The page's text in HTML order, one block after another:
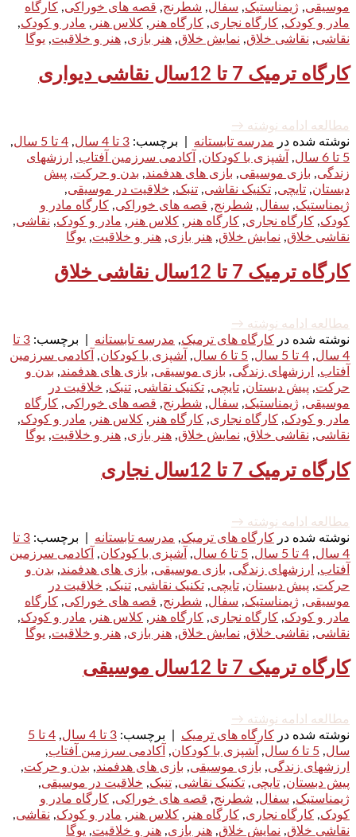
موسیقی, ژیمناستیک, سفال, شطرنج, قصه های خوراکی, کارگاه
مادر و کودک, کارگاه نجاری, کارگاه هنر , کلاس هنر , مادر و کودک,
نقاشی, نقاشی خلاق, نمایش خلاق, هنر بازی, هنر و خلاقیت, یوگا
کارگاه ترمیک 7 تا 12سال نقاشی دیواری
مطالعه ادامه نوشته →
نوشته شده در مدرسه تابستانه برچسب: 3 تا 4 سال , 4 تا 5 سال
,
5 تا 6 سال
, آشپزی با کودکان, آکادمی سرزمین آفتاب,
ارزشهای
زندگی, بازی موسیقی, بازی های هدفمند, بدن و حرکت, پیش
دبستان, تایچی, تکنیک نقاشی, تنبک, خلاقیت در موسیقی,
ژیمناستیک, سفال, شطرنج, قصه های خوراکی, کارگاه مادر و
کودک, کارگاه نجاری, کارگاه هنر , کلاس هنر , مادر و کودک, نقاشی,
نقاشی خلاق, نمایش خلاق, هنر بازی, هنر و خلاقیت, یوگا
کارگاه ترمیک 7 تا 12سال نقاشی خلاق
مطالعه ادامه نوشته →
نوشته شده در کارگاه های ترمیک, مدرسه تابستانه برچسب:
3 تا
4 سال
, 4 تا 5 سال , 5 تا 6 سال , آشپزی با کودکان, آکادمی سرزمین
آفتاب, ارزشهای زندگی, بازی موسیقی, بازی های هدفمند, بدن و
حرکت, پیش دبستان, تایچی, تکنیک نقاشی, تنبک, خلاقیت در
موسیقی, ژیمناستیک, سفال, شطرنج, قصه های خوراکی, کارگاه
مادر و کودک, کارگاه نجاری, کارگاه هنر , کلاس هنر , مادر و کودک,
نقاشی, نقاشی خلاق, نمایش خلاق, هنر بازی, هنر و خلاقیت, یوگا
کارگاه ترمیک 7 تا 12سال نجاری
مطالعه ادامه نوشته →
نوشته شده در کارگاه های ترمیک, مدرسه تابستانه برچسب:
3 تا
4 سال
, 4 تا 5 سال , 5 تا 6 سال , آشپزی با کودکان, آکادمی سرزمین
آفتاب, ارزشهای زندگی, بازی موسیقی, بازی های هدفمند, بدن و
حرکت, پیش دبستان, تایچی, تکنیک نقاشی, تنبک, خلاقیت در
موسیقی, ژیمناستیک, سفال, شطرنج, قصه های خوراکی, کارگاه
مادر و کودک, کارگاه نجاری, کارگاه هنر , کلاس هنر , مادر و کودک,
نقاشی, نقاشی خلاق, نمایش خلاق, هنر بازی, هنر و خلاقیت, یوگا
کارگاه ترمیک 7 تا 12سال موسیقی
مطالعه ادامه نوشته →
نوشته شده در کارگاه های ترمیک برچسب: 3 تا 4 سال ,
4 تا 5
سال, 5 تا 6 سال , آشپزی با کودکان, آکادمی سرزمین آفتاب,
ارزشهای زندگی, بازی موسیقی, بازی های هدفمند, بدن و حرکت,
پیش دبستان, تایچی, تکنیک نقاشی, تنبک, خلاقیت در موسیقی,
ژیمناستیک, سفال, شطرنج, قصه های خوراکی, کارگاه مادر و
کودک, کارگاه نجاری, کارگاه هنر , کلاس هنر , مادر و کودک, نقاشی,
نقاشی خلاق, نمایش خلاق, هنر بازی, هنر و خلاقیت, یوگا